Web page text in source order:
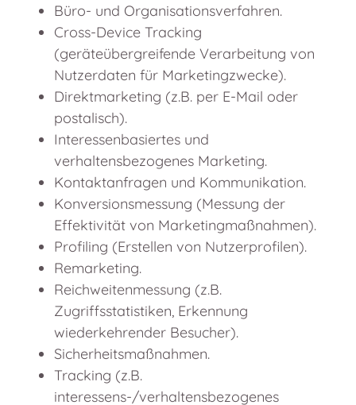
Büro- und Organisationsverfahren.
Cross-Device Tracking
(geräteübergreifende Verarbeitung von
Nutzerdaten für Marketingzwecke).
Direktmarketing (z.B. per E-Mail oder
postalisch).
Interessenbasiertes und
verhaltensbezogenes Marketing.
Kontaktanfragen und Kommunikation.
Konversionsmessung (Messung der
Effektivität von Marketingmaßnahmen).
Profiling (Erstellen von Nutzerprofilen).
Remarketing.
Reichweitenmessung (z.B.
Zugriffsstatistiken, Erkennung
wiederkehrender Besucher).
Sicherheitsmaßnahmen.
Tracking (z.B.
interessens-/verhaltensbezogenes